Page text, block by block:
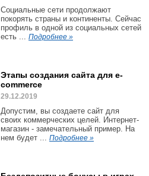
Социальные сети продолжают
покорять страны и континенты. Сейчас
профиль в одной из социальных сетей
есть ... Подробнее »
Этапы создания сайта для e-
commerce
29.12.2019
Допустим, вы создаете сайт для
своих коммерческих целей. Интернет-
магазин - замечательный пример. На
нем будет ... Подробнее »